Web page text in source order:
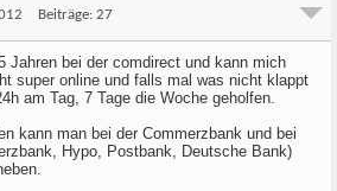
Beiträge: 27
Jahren bei der comdirect und kann mich
super online und falls mal was nicht klappt
am Tag, 7 Tage die Woche geholfen.
kann man bei der Commerzbank und bei
Hypo, Postbank, Deutsche Bank)